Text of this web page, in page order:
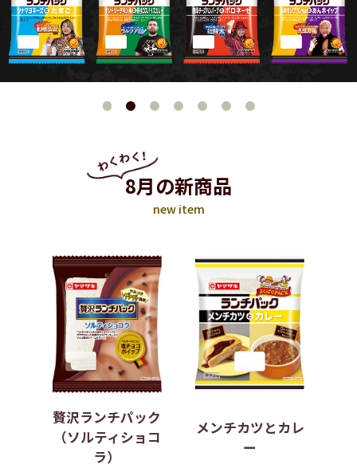
8月の新商品
new item
贅沢ランチパック
（ソルティショコ
ラ）
メンチカツとカレ
ー